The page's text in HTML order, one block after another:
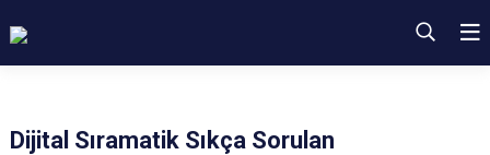
Dijital Sıramatik Sıkça Sorulan